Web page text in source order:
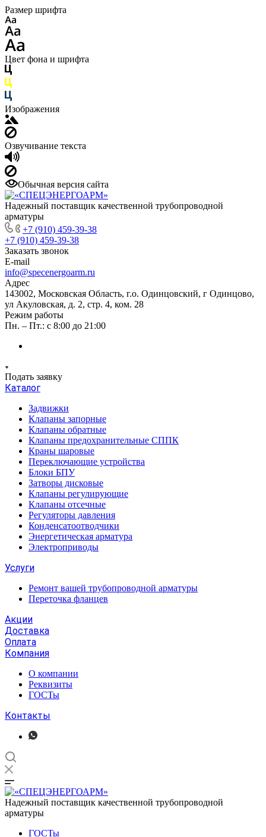
Размер шрифта
Цвет фона и шрифта
Изображения
Озвучивание текста
Обычная версия сайта
Надежный поставщик качественной трубопроводной
арматуры
+7 (910) 459-39-38
+7 (910) 459-39-38
Заказать звонок
E-mail
info@specenergoarm.ru
Адрес
143002, Московская Область, г.о. Одинцовский, г Одинцово,
ул Акуловская, д. 2, стр. 4, ком. 28
Режим работы
Пн. – Пт.: с 8:00 до 21:00
Подать заявку
Каталог
Задвижки
Клапаны запорные
Клапаны обратные
Клапаны предохранительные СППК
Краны шаровые
Переключающие устройства
Блоки БПУ
Затворы дисковые
Клапаны регулирующие
Клапаны отсечные
Регуляторы давления
Конденсатоотводчики
Энергетическая арматура
Электроприводы
Услуги
Ремонт вашей трубопроводной арматуры
Переточка фланцев
Акции
Доставка
Оплата
Компания
О компании
Реквизиты
ГОСТы
Контакты
Надежный поставщик качественной трубопроводной
арматуры
ГОСТы